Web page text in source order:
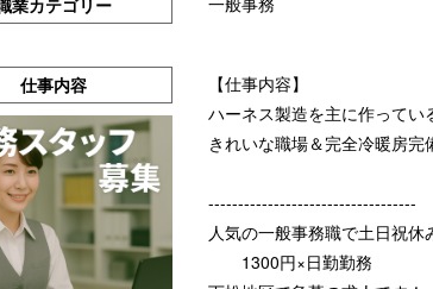
業カテゴリー
仕事内容
【仕事内容】
ハーネス製造を主に作って
きれいな職場＆完全冷暖房完
-----------------------------------
人気の一般事務職で土日祝休
1300円×日勤勤務